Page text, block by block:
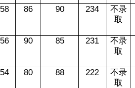
58 86 90 234
不录
取
56 90 85 231
不录
取
54 80 88 222
不录
取